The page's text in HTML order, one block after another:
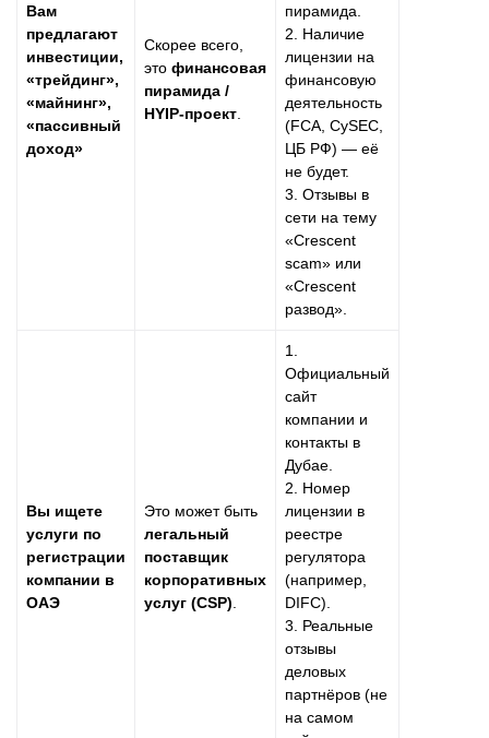
Вам
предлагают
инвестиции,
«трейдинг»,
«майнинг»,
«пассивный
доход»
Скорее всего,
это финансовая
пирамида /
HYIP-проект
пирамида.
2. Наличие
лицензии на
финансовую
деятельность
(FCA, CySEC,
ЦБ РФ) — её
не будет.
3. Отзывы в
сети на тему
«Crescent
scam» или
«Crescent
развод».
Вы ищете
услуги по
регистрации
компании в
ОАЭ
Это может быть
легальный
поставщик
корпоративных
услуг (CSP)
1.
Официальный
сайт
компании и
контакты в
Дубае.
2. Номер
лицензии в
реестре
регулятора
(например,
DIFC).
3. Реальные
отзывы
деловых
партнёров (не
на самом